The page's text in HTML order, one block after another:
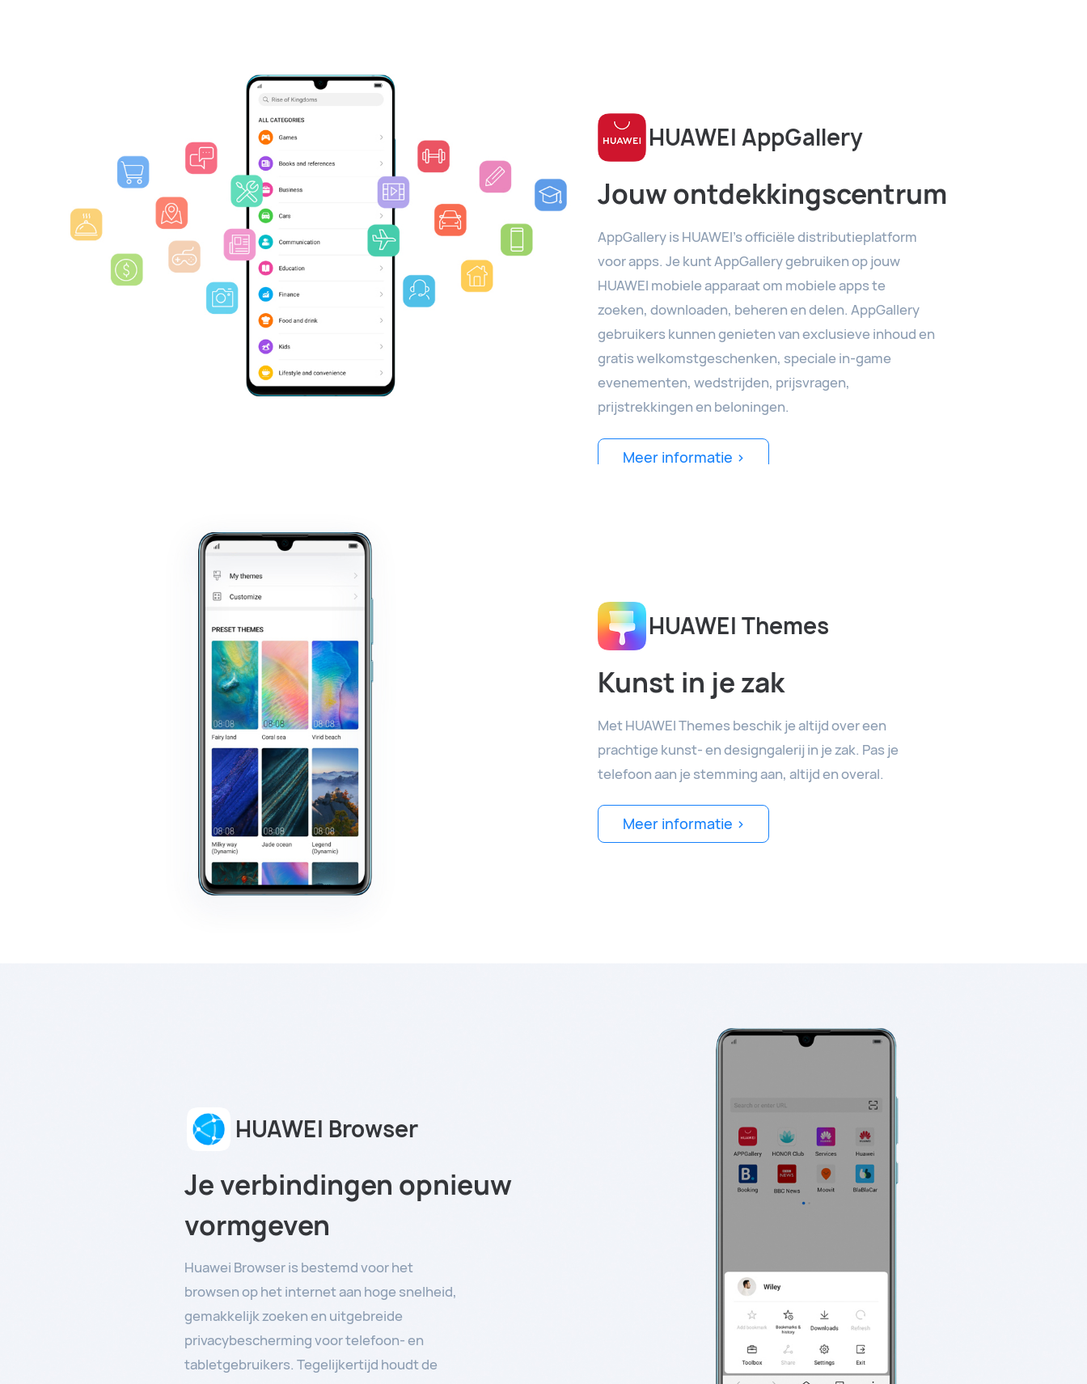
HUAWEI AppGallery
Jouw ontdekkingscentrum
AppGallery is HUAWEI's officiële distributieplatform
voor apps. Je kunt AppGallery gebruiken op jouw
HUAWEI mobiele apparaat om mobiele apps te
zoeken, downloaden, beheren en delen. AppGallery
gebruikers kunnen genieten van exclusieve inhoud en
gratis welkomstgeschenken, speciale in-game
evenementen, wedstrijden, prijsvragen,
prijstrekkingen en beloningen.
Meer informatie >
HUAWEI Themes
Kunst in je zak
Met HUAWEI Themes beschik je altijd over een
prachtige kunst- en designgalerij in je zak. Pas je
telefoon aan je stemming aan, altijd en overal.
Meer informatie >
HUAWEI Browser
Je verbindingen opnieuw
vormgeven
Huawei Browser is bestemd voor het
browsen op het internet aan hoge snelheid,
gemakkelijk zoeken en uitgebreide
privacybescherming voor telefoon- en
tabletgebruikers. Tegelijkertijd houdt de